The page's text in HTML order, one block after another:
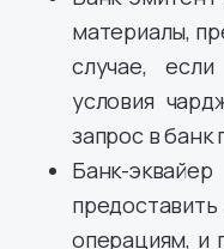
материалы,
случае,
условия
запрос в банк
Банк-
операциям, и